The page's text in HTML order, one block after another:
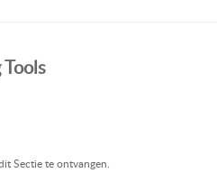
Sectie te ontvangen.